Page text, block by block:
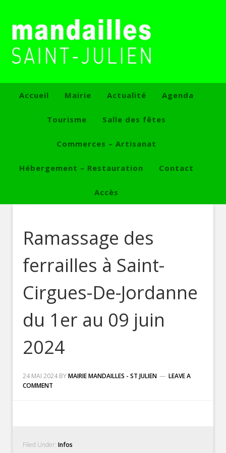
Accueil Mairie Actualité Agenda
Tourisme Salle des fêtes
Commerces – Artisanat
Hébergement – Restauration Contact
Accès
Ramassage des
ferrailles à Saint-
Cirgues-De-Jordanne
du 1er au 09 juin
2024
24 MAI 2024 BYMAIRIE MANDAILLES - ST JULIEN
LEAVE A
COMMENT
Filed Under:Infos